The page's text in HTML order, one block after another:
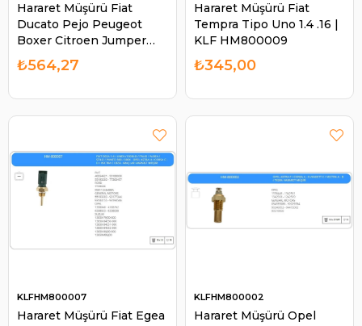
Hararet Müşürü Fiat
Ducato Pejo Peugeot
Boxer Citroen Jumper
02- Opel Astra Corsa
Omega | BOSCH
₺564,27
Hararet Müşürü Fiat
Tempra Tipo Uno 1.4 .16 |
KLF HM800009
₺345,00
Hararet Müşürü Fiat Egea
KLFHM800007
Hararet Müşürü Opel
KLFHM800002